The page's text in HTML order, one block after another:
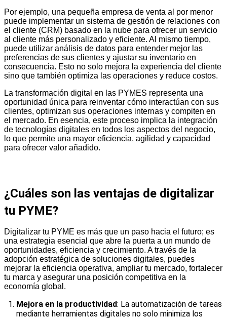
Por ejemplo, una pequeña empresa de venta al por menor
puede implementar un sistema de gestión de relaciones con
el cliente (CRM) basado en la nube para ofrecer un servicio
al cliente más personalizado y eficiente. Al mismo tiempo,
puede utilizar análisis de datos para entender mejor las
preferencias de sus clientes y ajustar su inventario en
consecuencia. Esto no solo mejora la experiencia del cliente
sino que también optimiza las operaciones y reduce costos.
La transformación digital en las PYMES representa una
oportunidad única para reinventar cómo interactúan con sus
clientes, optimizan sus operaciones internas y compiten en
el mercado. En esencia, este proceso implica la integración
de tecnologías digitales en todos los aspectos del negocio,
lo que permite una mayor eficiencia, agilidad y capacidad
para ofrecer valor añadido.
¿Cuáles son las ventajas de digitalizar
tu PYME?
Digitalizar tu PYME es más que un paso hacia el futuro; es
una estrategia esencial que abre la puerta a un mundo de
oportunidades, eficiencia y crecimiento. A través de la
adopción estratégica de soluciones digitales, puedes
mejorar la eficiencia operativa, ampliar tu mercado, fortalecer
tu marca y asegurar una posición competitiva en la
economía global.
Mejora en la productividad: La automatización de tareas
mediante herramientas digitales no solo minimiza los